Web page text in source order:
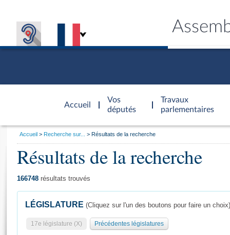
Accueil
d'accueil
Vos
députés
Travaux
parlementaires
Général
Vous
Accueil Recherche sur... Résultats de la recherche
Résultats de la recherche
166748 résultats trouvés
LÉGISLATURE (Cliquez sur l'un des boutons pour faire un choix)
17e législature (X) Précédentes législatures